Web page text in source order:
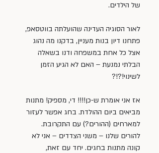
של הילדים.
לאור הסוגיה העדינה שהועלתה בווטסאפ,
פתחנו דיון בנות מעניין, בדקנו מה נהוג
אצל כל אחת במשפחה ודנו בשאלה
הבלתי נמנעת – האם לא הגיע הזמן
לשינוי!?!?
אז אני אומרת ש-כן!!!! די, מספיק! מתנות
מביאים ביום ההולדת. בחג אפשר לעזור
למארחים (ההורים?) עם התקרובת.
להורים שלנו – משני הצדדים – אני לא
קונה מתנות בחגים. יחד עם זאת,